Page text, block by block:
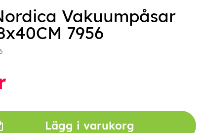
Vakuumpåsar
7956
Lägg i varukorg